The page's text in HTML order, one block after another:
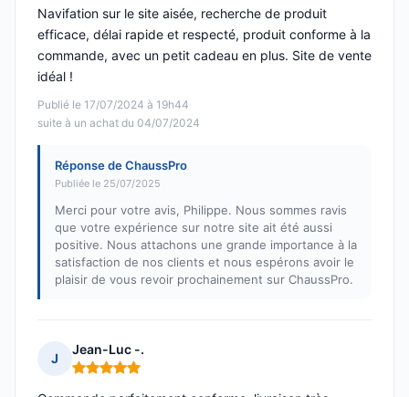
Publié le 17/07/2024 à 19h44
suite à un achat du 04/07/2024
Navifation sur le site aisée, recherche de produit
efficace, délai rapide et respecté, produit conforme à la
commande, avec un petit cadeau en plus. Site de vente
idéal !
Réponse de ChaussPro
Publiée le 25/07/2025
Merci pour votre avis, Philippe. Nous sommes ravis
que votre expérience sur notre site ait été aussi
positive. Nous attachons une grande importance à la
satisfaction de nos clients et nous espérons avoir le
plaisir de vous revoir prochainement sur ChaussPro.
J
Jean-Luc -.
Note : 5 sur 5